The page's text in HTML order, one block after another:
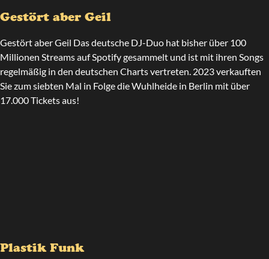
Gestört aber Geil
Gestört aber Geil Das deutsche DJ-Duo hat bisher über 100
Millionen Streams auf Spotify gesammelt und ist mit ihren Songs
regelmäßig in den deutschen Charts vertreten. 2023 verkauften
Sie zum siebten Mal in Folge die Wuhlheide in Berlin mit über
17.000 Tickets aus!
Plastik Funk